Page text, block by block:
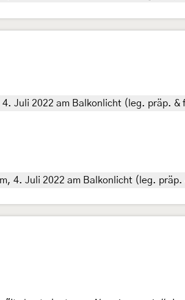
Juli 2022 am Balkonlicht (leg. präp.
4. Juli 2022 am Balkonlicht (leg.